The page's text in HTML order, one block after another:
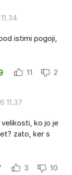
istimi pogoji,
11 2
11.37
ko jo je
zato, ker s
3 10